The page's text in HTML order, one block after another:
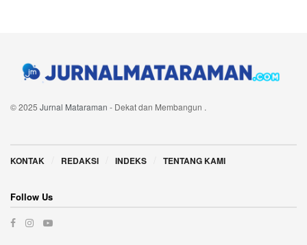
© 2025 Jurnal Mataraman - Dekat dan Membangun .
KONTAK REDAKSI INDEKS TENTANG KAMI
Follow Us